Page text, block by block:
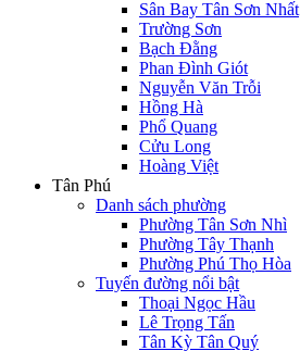
Sân Bay Tân Sơn Nhất
Trường Sơn
Bạch Đằng
Phan Đình Giót
Nguyễn Văn Trỗi
Hồng Hà
Phổ Quang
Cửu Long
Hoàng Việt
Tân Phú
Danh sách phường
Phường Tân Sơn Nhì
Phường Tây Thạnh
Phường Phú Thọ Hòa
Tuyến đường nổi bật
Thoại Ngọc Hầu
Lê Trọng Tấn
Tân Kỳ Tân Quý